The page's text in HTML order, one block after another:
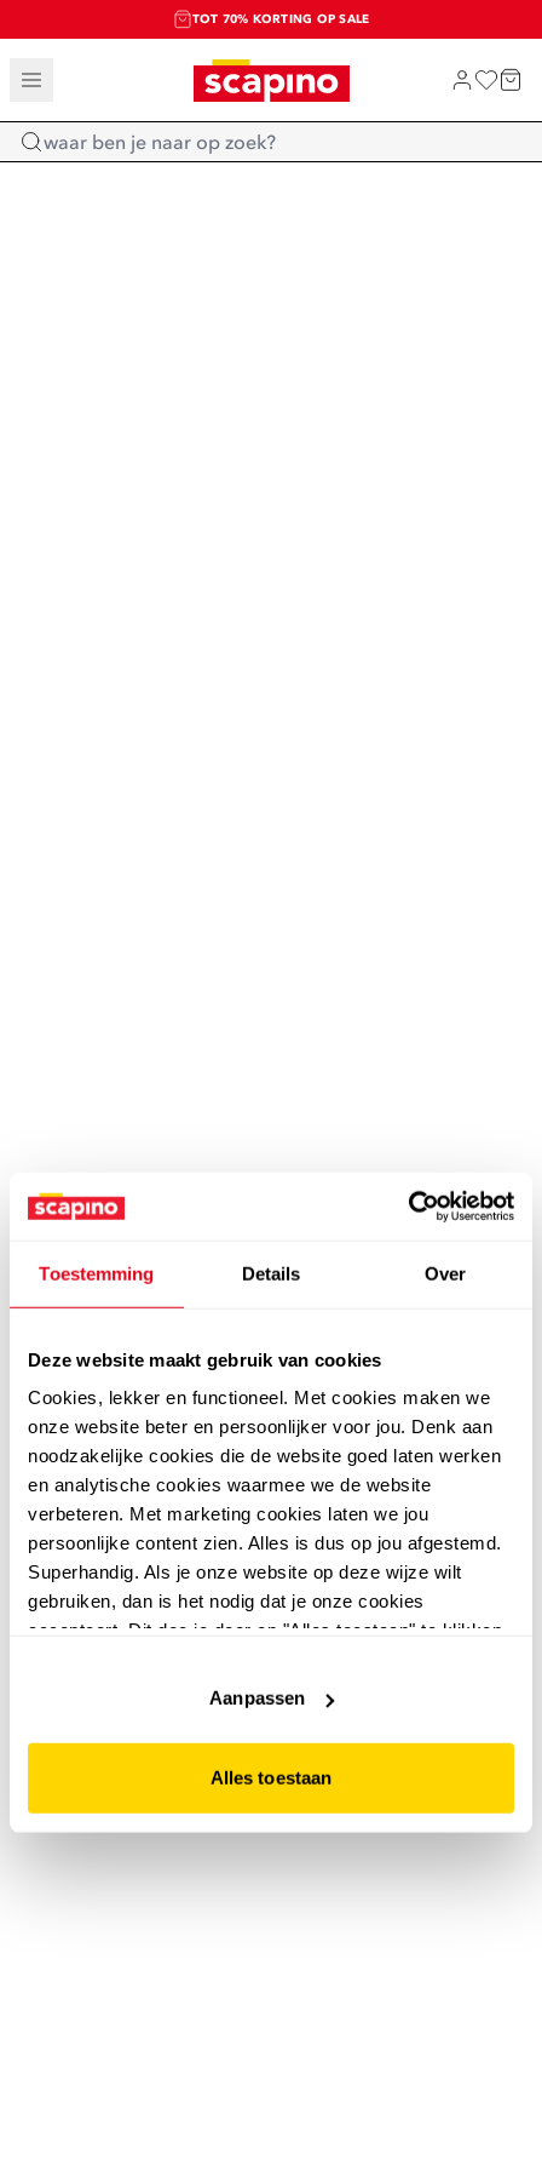
Toestemming Details Over
Deze website maakt gebruik van cookies
Cookies, lekker en functioneel. Met cookies maken we
onze website beter en persoonlijker voor jou. Denk aan
noodzakelijke cookies die de website goed laten werken
en analytische cookies waarmee we de website
verbeteren. Met marketing cookies laten we jou
persoonlijke content zien. Alles is dus op jou afgestemd.
Superhandig. Als je onze website op deze wijze wilt
gebruiken, dan is het nodig dat je onze cookies
accepteert. Dit doe je door op "Alles toestaan" te klikken.
website niet optimaal functioneert.
Aanpassen
Alles toestaan
TOT 70% KORTING OP SALE
SALE: LAATSTE KANS!
SHOP NIEUW
Home